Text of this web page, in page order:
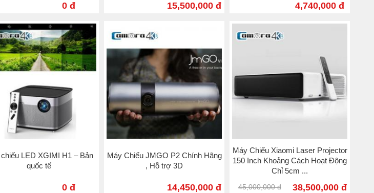
0 đ 15,500,000 đ 4,740,000 đ
LED XGIMI H1 – Bản
quốc tế
0 đ
Máy Chiếu JMGO P2 Chính Hãng
, Hỗ trợ 3D
14,450,000 đ
Máy Chiếu Xiaomi Laser Projector
150 Inch Khoảng Cách Hoạt Động
Chỉ 5cm ...
45,000,000 đ 38,500,000 đ